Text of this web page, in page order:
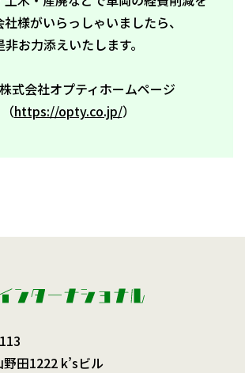
社様がいらっしゃいましたら、
非お力添えいたします。
式会社オプティホームページ
（https://opty.co.jp/）
田1222 k’sビル